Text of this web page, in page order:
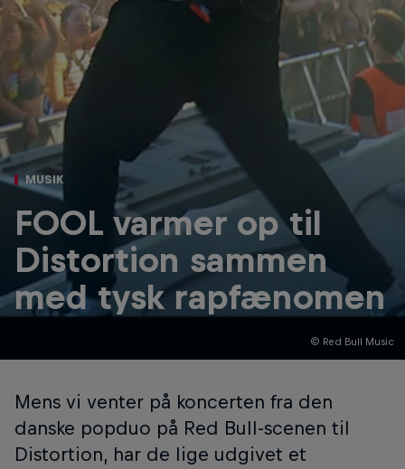
© Red Bull Music
MUSIK
FOOL varmer op til
Distortion sammen
med tysk rapfænomen
Mens vi venter på koncerten fra den
danske popduo på Red Bull-scenen til
Distortion, har de lige udgivet et